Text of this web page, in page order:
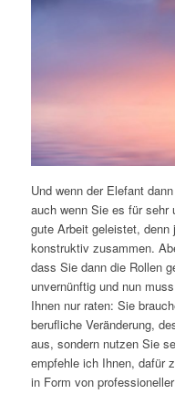
Und wenn der Elefant
auch wenn Sie es für sehr
gute Arbeit geleistet,
konstruktiv zusammen.
dass Sie dann die Rollen
unvernünftig und nun
Ihnen nur raten: Sie
berufliche Veränderung,
aus, sondern nutzen Sie
empfehle ich Ihnen, dafür
in Form von